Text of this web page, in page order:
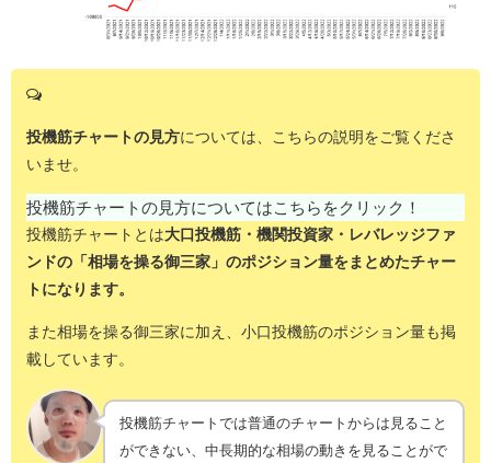
投機筋チャートの見方については、こちらの説明をご覧くださ
いませ。
投機筋チャートの見方についてはこちらをクリック！
投機筋チャートとは大口投機筋・機関投資家・レバレッジファ
ンドの「相場を操る御三家」のポジション量をまとめたチャー
トになります。
また相場を操る御三家に加え、小口投機筋のポジション量も掲
載しています。
投機筋チャートでは普通のチャートからは見ること
ができない、中長期的な相場の動きを見ることがで